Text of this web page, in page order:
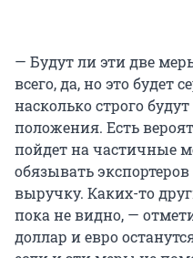
— Будут ли эти две
всего, да, но это будет
насколько строго
положения. Есть
пойдет на частичные
обязывать
выручку. Каких-то
пока не видно, —
доллар и евро